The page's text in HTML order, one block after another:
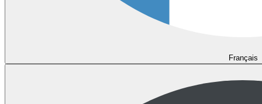
Français